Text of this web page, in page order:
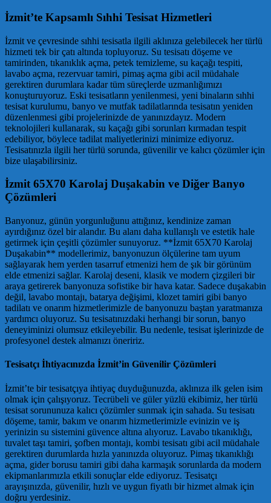
İzmit’te Kapsamlı Sıhhi Tesisat Hizmetleri
İzmit ve çevresinde sıhhi tesisatla ilgili aklınıza gelebilecek her türlü
hizmeti tek bir çatı altında topluyoruz. Su tesisatı döşeme ve
tamirinden, tıkanıklık açma, petek temizleme, su kaçağı tespiti,
lavabo açma, rezervuar tamiri, pimaş açma gibi acil müdahale
gerektiren durumlara kadar tüm süreçlerde uzmanlığımızı
konuşturuyoruz. Eski tesisatların yenilenmesi, yeni binaların sıhhi
tesisat kurulumu, banyo ve mutfak tadilatlarında tesisatın yeniden
düzenlenmesi gibi projelerinizde de yanınızdayız. Modern
teknolojileri kullanarak, su kaçağı gibi sorunları kırmadan tespit
edebiliyor, böylece tadilat maliyetlerinizi minimize ediyoruz.
Tesisatınızla ilgili her türlü sorunda, güvenilir ve kalıcı çözümler için
bize ulaşabilirsiniz.
İzmit 65X70 Karolaj Duşakabin ve Diğer Banyo
Çözümleri
Banyonuz, günün yorgunluğunu attığınız, kendinize zaman
ayırdığınız özel bir alandır. Bu alanı daha kullanışlı ve estetik hale
getirmek için çeşitli çözümler sunuyoruz. **İzmit 65X70 Karolaj
Duşakabin** modellerimiz, banyonuzun ölçülerine tam uyum
sağlayarak hem yerden tasarruf etmenizi hem de şık bir görünüm
elde etmenizi sağlar. Karolaj deseni, klasik ve modern çizgileri bir
araya getirerek banyonuza sofistike bir hava katar. Sadece duşakabin
değil, lavabo montajı, batarya değişimi, klozet tamiri gibi banyo
tadilatı ve onarım hizmetlerimizle de banyonuzu baştan yaratmanıza
yardımcı oluyoruz. Su tesisatınızdaki herhangi bir sorun, banyo
deneyiminizi olumsuz etkileyebilir. Bu nedenle, tesisat işlerinizde de
profesyonel destek almanızı öneririz.
Tesisatçı İhtiyacınızda İzmit’in Güvenilir Çözümleri
İzmit’te bir tesisatçıya ihtiyaç duyduğunuzda, aklınıza ilk gelen isim
olmak için çalışıyoruz. Tecrübeli ve güler yüzlü ekibimiz, her türlü
tesisat sorununuza kalıcı çözümler sunmak için sahada. Su tesisatı
döşeme, tamir, bakım ve onarım hizmetlerimizle evinizin ve iş
yerinizin su sistemini güvence altına alıyoruz. Lavabo tıkanıklığı,
tuvalet taşı tamiri, şofben montajı, kombi tesisatı gibi acil müdahale
gerektiren durumlarda hızla yanınızda oluyoruz. Pimaş tıkanıklığı
açma, gider borusu tamiri gibi daha karmaşık sorunlarda da modern
ekipmanlarımızla etkili sonuçlar elde ediyoruz. Tesisatçı
arayışınızda, güvenilir, hızlı ve uygun fiyatlı bir hizmet almak için
doğru yerdesiniz.